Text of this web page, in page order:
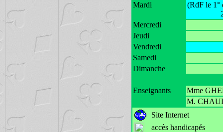
Mardi
(RdF le 1°
Mercredi
Jeudi
Vendredi
Samedi
Dimanche
Enseignants
Mme
M.
Site Internet
accès handicapés